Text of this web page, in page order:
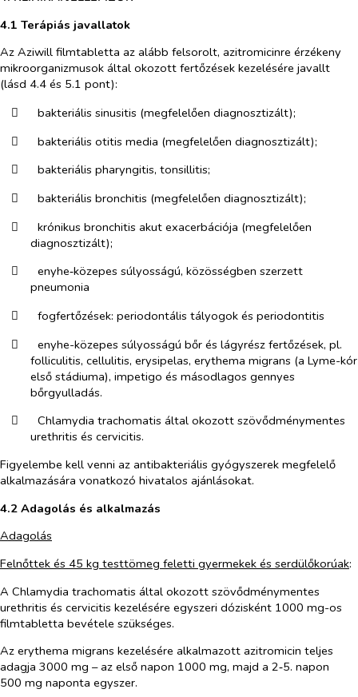
4.1 Terápiás javallatok
Az Aziwill filmtabletta az alább felsorolt, azitromicinre érzékeny
mikroorganizmusok által okozott fertőzések kezelésére javallt
(lásd 4.4 és 5.1 pont):
​
bakteriális sinusitis (megfelelően diagnosztizált);
​
bakteriális otitis media (megfelelően diagnosztizált);
​
bakteriális pharyngitis, tonsillitis;
​
bakteriális bronchitis (megfelelően diagnosztizált);
​
krónikus bronchitis akut exacerbációja (megfelelően
diagnosztizált);
​
enyhe‑közepes súlyosságú, közösségben szerzett
pneumonia
​
fogfertőzések: periodontális tályogok és periodontitis
​
enyhe-közepes súlyosságú bőr és lágyrész fertőzések, pl.
folliculitis, cellulitis, erysipelas, erythema migrans (a Lyme-kór
első stádiuma), impetigo és másodlagos gennyes
bőrgyulladás.
​
Chlamydia trachomatis által okozott szövődménymentes
urethritis és cervicitis.
Figyelembe kell venni az antibakteriális gyógyszerek megfelelő
alkalmazására vonatkozó hivatalos ajánlásokat.
4.2 Adagolás és alkalmazás
Adagolás
Felnőttek és 45 kg testtömeg feletti gyermekek és serdülőkorúak:
A Chlamydia trachomatis által okozott szövődménymentes
urethritis és cervicitis kezelésére egyszeri dózisként 1000 mg-os
filmtabletta bevétele szükséges.
Az erythema migrans kezelésére alkalmazott azitromicin teljes
adagja 3000 mg – az első napon 1000 mg, majd a 2‑5. napon
500 mg naponta egyszer.